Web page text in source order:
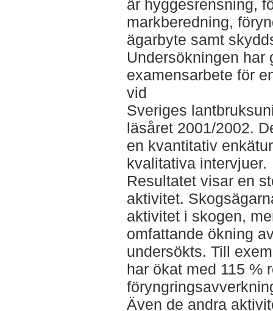
är hyggesrensning,
markberedning,
ägarbyte samt
Undersökningen har
examensarbete för
vid
Sveriges
läsåret 2001/2002.
en kvantitativ
kvalitativa intervjuer.
Resultatet visar en
aktivitet.
aktivitet i skogen,
omfattande ökning
undersökts. Till
har ökat med 115 %
Även de andra